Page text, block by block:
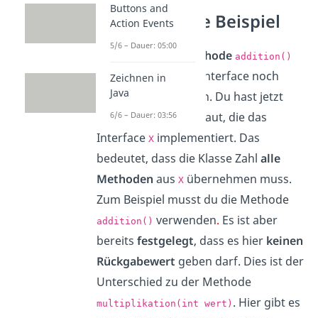
Java Interface Beispiel
Methode addition()
können wir dir das Interface noch
einmal verdeutlichen. Du hast jetzt
eine Klasse Zahl gebaut, die das
Interface Ximplementiert. Das
bedeutet, dass die Klasse Zahl alle
Methoden aus Xübernehmen muss.
Zum Beispiel musst du die Methode
addition() verwenden. Es ist aber
bereits festgelegt, dass es hierkeinen
Rückgabewert geben darf. Dies ist der
Unterschied zu der Methode
multiplikation(int wert) . Hier gibt es
Buttons and
Action Events
5/6 – Dauer: 05:00
Zeichnen in
Java
6/6 – Dauer: 03:56